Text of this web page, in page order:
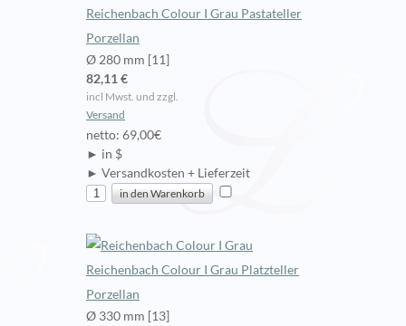
Reichenbach Colour I Grau Pastateller
Porzellan
Ø 280 mm [11]
82,11 €
incl Mwst. und zzgl.
Versand
netto: 69,00€
► in $
► Versandkosten + Lieferzeit
Reichenbach Colour I Grau Platzteller
Porzellan
Ø 330 mm [13]